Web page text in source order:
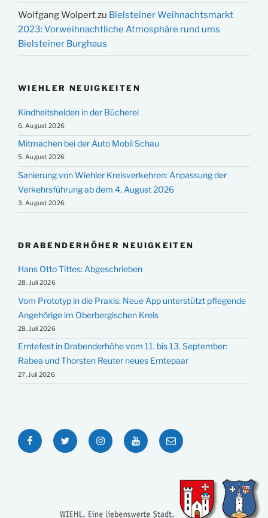
Wolfgang Wolpertzu Bielsteiner Weihnachtsmarkt
2023: Vorweihnachtliche Atmosphäre rund ums
Bielsteiner Burghaus
WIEHLER NEUIGKEITEN
Kindheitshelden in der Bücherei
6. August 2026
Mitmachen bei der Auto Mobil Schau
5. August 2026
Sanierung von Wiehler Kreisverkehren: Anpassung der
Verkehrsführung ab dem 4. August 2026
3. August 2026
DRABENDERHÖHER NEUIGKEITEN
Hans Otto Tittes: Abgeschrieben
28. Juli 2026
Vom Prototyp in die Praxis: Neue App unterstützt pflegende
Angehörige im Oberbergischen Kreis
28. Juli 2026
Erntefest in Drabenderhöhe vom 11. bis 13. September:
Rabea und Thorsten Reuter neues Erntepaar
27. Juli 2026
FacebookTwitter InstagramYouTubeE-
Mail